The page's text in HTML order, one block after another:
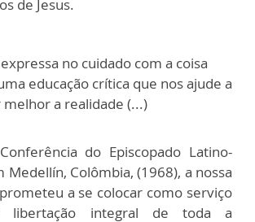
de Jesus.
no cuidado com a coisa
educação crítica que nos ajude a
a realidade (...)
Conferência do Episcopado Latino-
Medellín, Colômbia, (1968), a nossa
a se colocar como serviço
libertação integral de toda a